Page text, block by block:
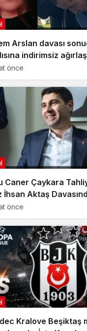
Arslan davası
indirimsiz
hapis cezası
önce
Caner Çaykara
İhsan Aktaş
önce
Kralove Beşiktaş